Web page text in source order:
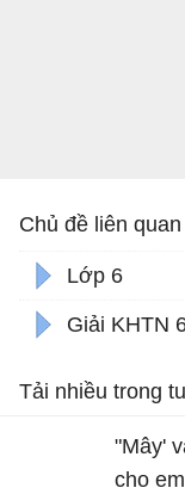
Chủ đề liên quan
Lớp 6
Giải KHTN
Tải nhiều trong
"Mây'
cho